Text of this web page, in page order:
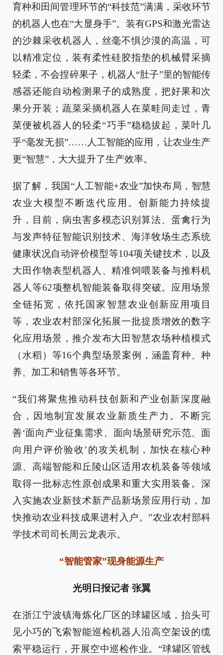
育种和田间管理环节的“科技范”满满，采收环节
的机器人也在“大显身手”。装有GPS和激光雷达
的沙棘采收机器人，丝毫不惧沙漠的高温，可
以精准定位，装有柔性硅胶指垫的机械臂采摘
轻柔，不会捏碎果子，机器人“肚子”里的智能传
感器还能自动检测果子的成熟度，把好果和次
果分开装；蔬菜采摘机器人在菜畦间走过，青
菜便被机器人的轻柔“巧手”稳稳拔起，菜叶几
乎“毫发无损”……人工智能的应用，让农业生产
更“智慧”，大大提升了生产效率。
据了解，我国“人工智能+农业”加快布局，智慧
农业大模型不断迭代应用。创新能力持续提
升，目前，病虫害多模态识别算法、蛋禽行为
与发声特征智能识别技术、海洋牧场生态系统
健康状况自动评价模型等104项关键技术，以及
大田作物表型机器人、精准饲喂装备与推料机
器人等62项整机智能装备取得突破。应用场景
全链拓宽，依托国家智慧农业创新应用项目
等，农业农村部深化拓展一批提质增效的数字
化应用场景，推介发布大田智慧农场种植模式
（水稻）等16个典型场景案例，涵盖育种、种
养、加工和销售等各环节。
“我们将聚焦推动科技创新和产业创新深度融
合，因地制宜发展农业新质生产力。不断完
善‘面向产业征集需求、面向场景研究示范、面
向用户评价验收’的攻关机制，加快在核心种
源、高端智能和丘陵山区适用农机装备等领域
取得一批标志性原创成果和重大实用装备。深
入实施农业新技术新产品新场景应用行动，加
快推动农业科技成果进村入户。”农业农村部科
学技术司司长周云龙表示。
“智能管家”现身能源生产
光明日报记者 张翼
在浙江宁波镇海炼化厂区的球罐区域，抬头可
见小巧的飞索智能巡检机器人沿高空架设的缆
索平稳运行，开展空中巡检作业。“球罐区管线